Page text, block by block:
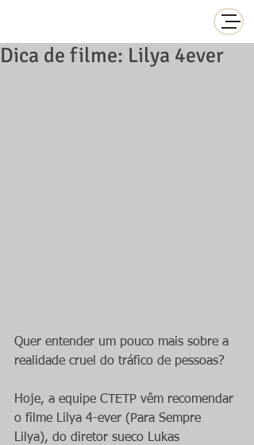
Dica de filme: Lilya 4ever
Quer entender um pouco mais sobre a
realidade cruel do tráfico de pessoas?
Hoje, a equipe CTETP vêm recomendar
o filme Lilya 4-ever (Para Sempre
Lilya), do diretor sueco Lukas